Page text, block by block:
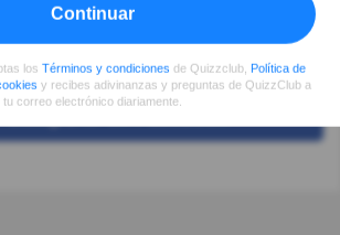
Nivel
99
Puntuación
1911928
Preguntas
4031
Continuar
los Términos y condiciones de Quizzclub, Política de
y recibes adivinanzas y preguntas de QuizzClub a
tu correo electrónico diariamente.